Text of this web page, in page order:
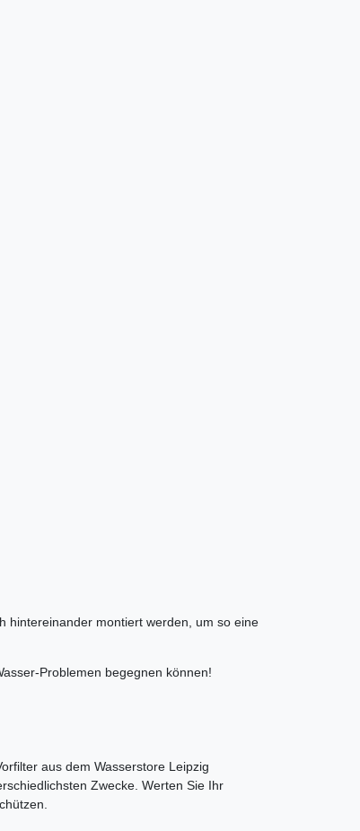
hintereinander montiert werden, um so eine
Problemen begegnen können!
aus dem Wasserstore Leipzig
Zwecke. Werten Sie Ihr